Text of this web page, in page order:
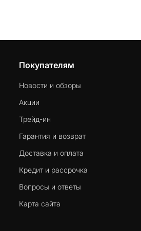
Покупателям
Новости и обзоры
Акции
Трейд-ин
Гарантия и возврат
Доставка и оплата
Кредит и рассрочка
Вопросы и ответы
Карта сайта